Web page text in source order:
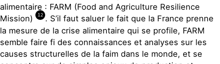
alimentaire : FARM (Food and Agriculture Resilience
Mission)
12 . S’il faut saluer le fait que la France prenne
la mesure de la crise alimentaire qui se profile, FARM
semble faire fi des connaissances et analyses sur les
causes structurelles de la faim dans le monde, et se